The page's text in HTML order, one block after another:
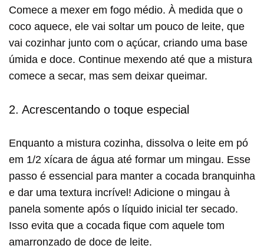
Comece a mexer em fogo médio. À medida que o
coco aquece, ele vai soltar um pouco de leite, que
vai cozinhar junto com o açúcar, criando uma base
úmida e doce. Continue mexendo até que a mistura
comece a secar, mas sem deixar queimar.
2. Acrescentando o toque especial
Enquanto a mistura cozinha, dissolva o leite em pó
em 1/2 xícara de água até formar um mingau. Esse
passo é essencial para manter a cocada branquinha
e dar uma textura incrível! Adicione o mingau à
panela somente após o líquido inicial ter secado.
Isso evita que a cocada fique com aquele tom
amarronzado de doce de leite.